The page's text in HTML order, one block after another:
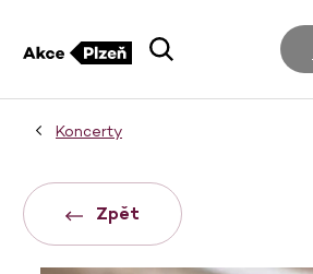
Koncerty
Zpět